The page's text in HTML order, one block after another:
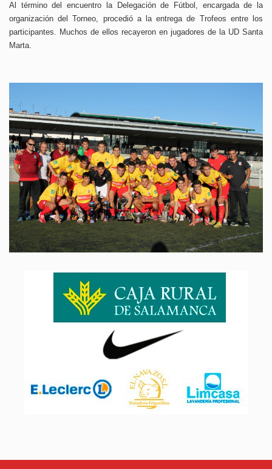
Al término del encuentro la Delegación de Fútbol, encargada de la
organización del Torneo, procedió a la entrega de Trofeos entre los
participantes. Muchos de ellos recayeron en jugadores de la UD Santa
Marta.